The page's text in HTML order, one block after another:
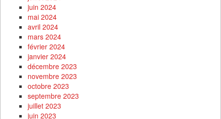
juin 2024
mai 2024
avril 2024
mars 2024
février 2024
janvier 2024
décembre 2023
novembre 2023
octobre 2023
septembre 2023
juillet 2023
juin 2023